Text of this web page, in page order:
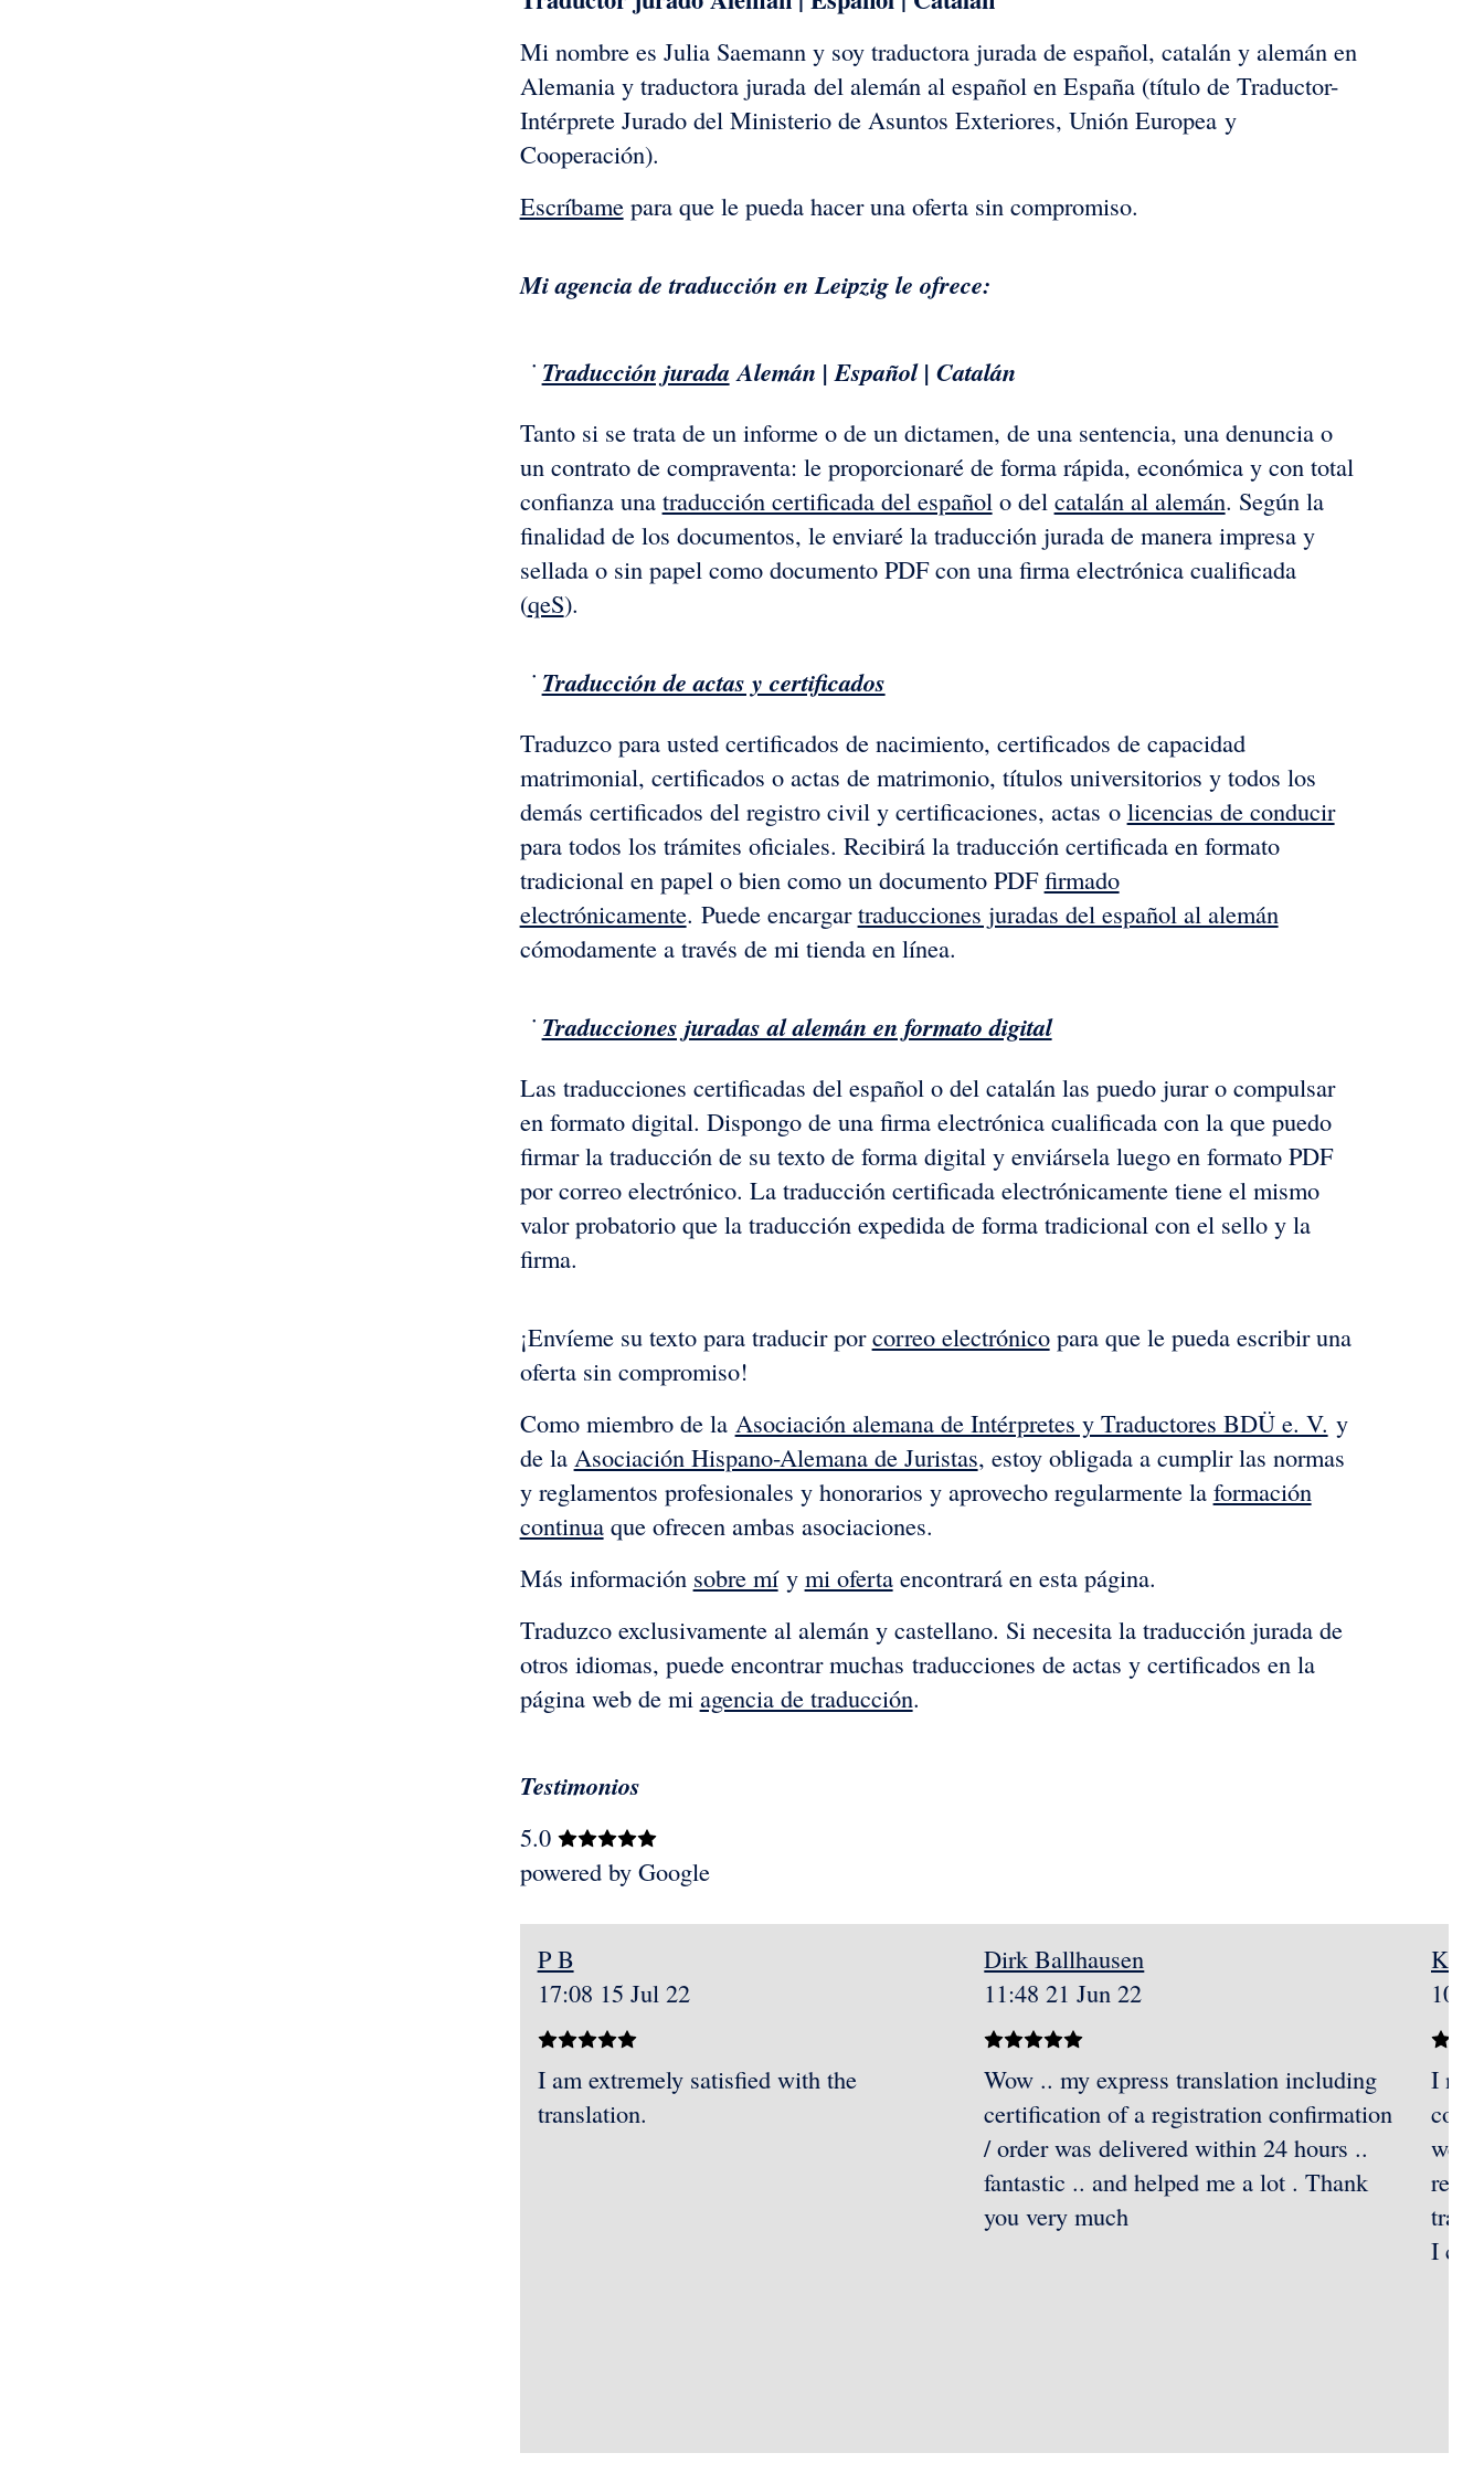
Mi nombre es Julia Saemann y soy traductora jurada de español, catalán y alemán en
Alemania y traductora jurada del alemán al español en España (título de Traductor-
Intérprete Jurado del Ministerio de Asuntos Exteriores, Unión Europea y
Cooperación).
Escríbamepara que le pueda hacer una oferta sin compromiso.
Mi agencia de traducción en Leipzig le ofrece:
Traducción juradaAlemán | Español | Catalán
Tanto si se trata de un informe o de un dictamen, de una sentencia, una denuncia o
un contrato de compraventa: le proporcionaré de forma rápida, económica y con total
confianza una traducción certificada del españolo del catalán al alemán. Según la
finalidad de los documentos, le enviaré la traducción jurada de manera impresa y
sellada o sin papel como documento PDF con una firma electrónica cualificada
(qeS).
Traducción de actas y certificados
Traduzco para usted certificados de nacimiento, certificados de capacidad
matrimonial, certificados o actas de matrimonio, títulos universitorios y todos los
demás certificados del registro civil y certificaciones, actas o licencias de conducir
para todos los trámites oficiales. Recibirá la traducción certificada en formato
tradicional en papel o bien como un documento PDFfirmado
electrónicamente. Puede encargartraducciones juradas del español al alemán
cómodamente a través de mi tienda en línea.
Traducciones juradas al alemán en formato digital
Las traducciones certificadas del español o del catalán las puedo jurar o compulsar
en formato digital. Dispongo de una firma electrónica cualificada con la que puedo
firmar la traducción de su texto de forma digital y enviársela luego en formato PDF
por correo electrónico. La traducción certificada electrónicamente tiene el mismo
valor probatorio que la traducción expedida de forma tradicional con el sello y la
firma.
¡Envíeme su texto para traducir porcorreo electrónicopara que le pueda escribir una
oferta sin compromiso!
Como miembro de la Asociación alemana de Intérpretes y Traductores BDÜ e. V. y
de la Asociación Hispano-Alemana de Juristas, estoy obligada a cumplir las normas
y reglamentos profesionales y honorarios y aprovecho regularmente la formación
continuaque ofrecen ambas asociaciones.
Más información sobre míy mi ofertaencontrará en esta página.
Traduzco exclusivamente al alemán y castellano. Si necesita la traducción jurada de
otros idiomas, puede encontrar muchas traducciones de actas y certificados en la
página web de mi agencia de traducción.
Testimonios
5.0
powered by Google
P B
17:08 15 Jul 22
I am extremely satisfied with the
translation.
Dirk Ballhausen
11:48 21 Jun 22
Wow .. my express translation including
certification of a registration confirmation
/ order was delivered within 24 hours ..
fantastic .. and helped me a lot . Thank
you very much
I
I